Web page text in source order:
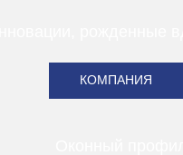
КОМПАНИЯ